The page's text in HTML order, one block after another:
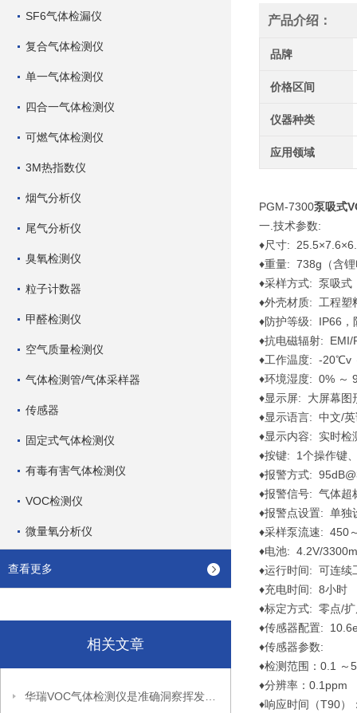
SF6气体检漏仪
复合气体检测仪
单一气体检测仪
四合一气体检测仪
可燃气体检测仪
3M热指数仪
烟气分析仪
尾气分析仪
臭氧检测仪
粒子计数器
甲醛检测仪
空气质量检测仪
气体检测管/气体采样器
传感器
固定式气体检测仪
有毒有害气体检测仪
VOC检测仪
微量氧分析仪
查看更多
相关文章
产品介绍：
品牌
价格区间
仪器种类
应用领域
PGM-7300泵吸式
一.技术参数:
♦尺寸:
♦重量: 738g（含
♦采样方式: 泵吸式
♦外壳材质: 工程塑
♦防护等级: IP66，
♦抗电磁辐射: EMI/
♦工作温度: -20℃v
♦环境湿度: 0% ～
♦显示屏: 大屏幕图
♦显示语言: 中文/
♦显示内容: 实时检
♦按键: 1个操作键
♦报警方式:
♦报警信号: 气体超
♦报警点设置: 单独
♦采样泵流速: 450
♦电池: 4.2V/
♦运行时间: 可连续
♦充电时间: 8小时
♦标定方式: 零点/
♦传感器配置:
♦传感器参数:
♦检测范围：0.1 ～
♦分辨率：0.1ppm
♦响应时间（T90）